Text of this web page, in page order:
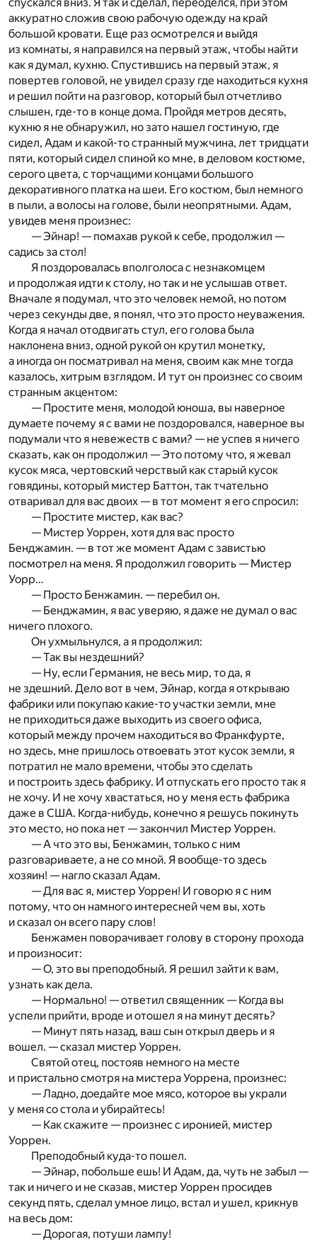
аккуратно сложив свою рабочую одежду на край
большой кровати. Еще раз осмотрелся и выйдя
из комнаты, я направился на первый этаж, чтобы найти
как я думал, кухню. Спустившись на первый этаж, я
повертев головой, не увидел сразу где находиться кухня
и решил пойти на разговор, который был отчетливо
слышен, где-то в конце дома. Пройдя метров десять,
кухню я не обнаружил, но зато нашел гостиную, где
сидел, Адам и какой-то странный мужчина, лет тридцати
пяти, который сидел спиной ко мне, в деловом костюме,
серого цвета, с торчащими концами большого
декоративного платка на шеи. Его костюм, был немного
в пыли, а волосы на голове, были неопрятными. Адам,
увидев меня произнес:
— Эйнар! — помахав рукой к себе, продолжил —
садись за стол!
Я поздоровалась вполголоса с незнакомцем
и продолжая идти к столу, но так и не услышав ответ.
Вначале я подумал, что это человек немой, но потом
через секунды две, я понял, что это просто неуважения.
Когда я начал отодвигать стул, его голова была
наклонена вниз, одной рукой он крутил монетку,
а иногда он посматривал на меня, своим как мне тогда
казалось, хитрым взглядом. И тут он произнес со своим
странным акцентом:
— Простите меня, молодой юноша, вы наверное
думаете почему я с вами не поздоровался, наверное вы
подумали что я невежеств с вами? — не успев я ничего
сказать, как он продолжил — Это потому что, я жевал
кусок мяса, чертовский черствый как старый кусок
говядины, который мистер Баттон, так тчательно
отваривал для вас двоих — в тот момент я его спросил:
— Простите мистер, как вас?
— Мистер Уоррен, хотя для вас просто
Бенджамин. — в тот же момент Адам с завистью
посмотрел на меня. Я продолжил говорить — Мистер
Уорр…
— Просто Бенжамин. — перебил он.
— Бенджамин, я вас уверяю, я даже не думал о вас
ничего плохого.
Он ухмыльнулся, а я продолжил:
— Так вы нездешний?
— Ну, если Германия, не весь мир, то да, я
не здешний. Дело вот в чем, Эйнар, когда я открываю
фабрики или покупаю какие-то участки земли, мне
не приходиться даже выходить из своего офиса,
который между прочем находиться во Франкфурте,
но здесь, мне пришлось отвоевать этот кусок земли, я
потратил не мало времени, чтобы это сделать
и построить здесь фабрику. И отпускать его просто так я
не хочу. И не хочу хвастаться, но у меня есть фабрика
даже в США. Когда-нибудь, конечно я решусь покинуть
это место, но пока нет — закончил Мистер Уоррен.
— А что это вы, Бенжамин, только с ним
разговариваете, а не со мной. Я вообще-то здесь
хозяин! — нагло сказал Адам.
— Для вас я, мистер Уоррен! И говорю я с ним
потому, что он намного интересней чем вы, хоть
и сказал он всего пару слов!
Бенжамен поворачивает голову в сторону прохода
и произносит:
— О, это вы преподобный. Я решил зайти к вам,
узнать как дела.
— Нормально! — ответил священник — Когда вы
успели прийти, вроде и отошел я на минут десять?
— Минут пять назад, ваш сын открыл дверь и я
вошел. — сказал мистер Уоррен.
Святой отец, постояв немного на месте
и пристально смотря на мистера Уоррена, произнес:
— Ладно, доедайте мое мясо, которое вы украли
у меня со стола и убирайтесь!
— Как скажите — произнес с иронией, мистер
Уоррен.
Преподобный куда-то пошел.
— Эйнар, побольше ешь! И Адам, да, чуть не забыл —
так и ничего и не сказав, мистер Уоррен просидев
секунд пять, сделал умное лицо, встал и ушел, крикнув
на весь дом:
— Дорогая, потуши лампу!